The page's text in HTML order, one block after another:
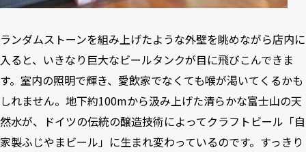
ランダムストーンを組み上げたような外壁を眺めながら店内に
入ると、いきなり巨大なビールタンクが目に飛びこんできま
す。室内の照明で輝き、愛飲家でなくても喉が渇いてくるかも
しれません。地下約100mから汲み上げた清らかな富士山の天
然水が、ドイツの伝統の醸造技術によってクラフトビール「自
家製ふじやまビール」に生まれ変わっているのです。すっきり